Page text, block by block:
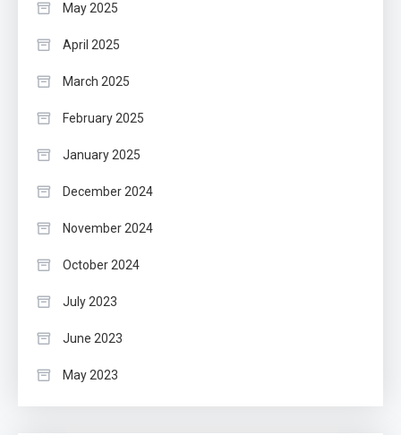
May 2025
April 2025
March 2025
February 2025
January 2025
December 2024
November 2024
October 2024
July 2023
June 2023
May 2023